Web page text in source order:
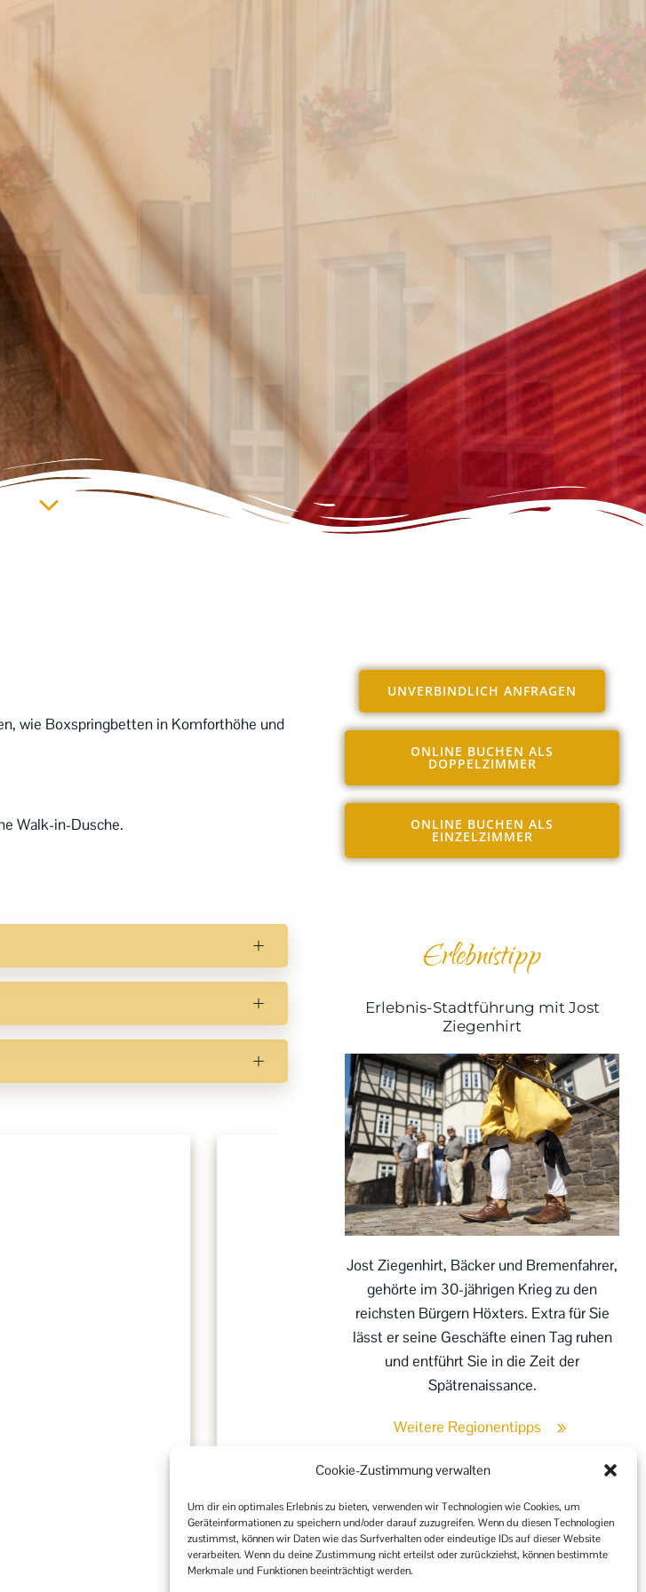
Cookie-Zustimmung verwalten
Um dir ein optimales Erlebnis zu bieten, verwenden wir Technologien wie Cookies, um
Geräteinformationen zu speichern und/oder darauf zuzugreifen. Wenn du diesen Technologien
zustimmst, können wir Daten wie das Surfverhalten oder eindeutige IDs auf dieser Website
verarbeiten. Wenn du deine Zustimmung nicht erteilst oder zurückziehst, können bestimmte
Merkmale und Funktionen beeinträchtigt werden.
wie Boxspringbetten in Komforthöhe und
Walk-in-Dusche.
UNVERBINDLICH ANFRAGEN
ONLINE BUCHEN ALS
DOPPELZIMMER
ONLINE BUCHEN ALS
EINZELZIMMER
Erlebnistipp
Erlebnis-Stadtführung mit Jost
Ziegenhirt
Jost Ziegenhirt, Bäcker und Bremenfahrer,
gehörte im 30-jährigen Krieg zu den
reichsten Bürgern Höxters. Extra für Sie
lässt er seine Geschäfte einen Tag ruhen
und entführt Sie in die Zeit der
Spätrenaissance.
Weitere Regionentipps